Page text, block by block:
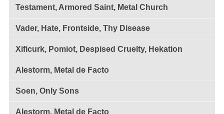
Testament, Armored Saint, Metal Church
Vader, Hate, Frontside, Thy Disease
Xificurk, Pomiot, Despised Cruelty, Hekation
Alestorm, Metal de Facto
Soen, Only Sons
Alestorm, Metal de Facto